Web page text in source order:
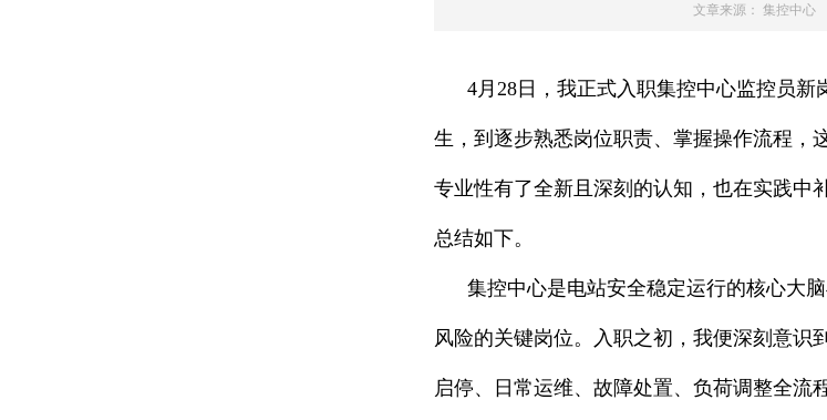
文章来源： 集控中心
4月28日，我正式入职集控中心监控员新
生，到逐步熟悉岗位职责、掌握操作流程，
专业性有了全新且深刻的认知，也在实践中
总结如下。
集控中心是电站安全稳定运行的核心大脑
风险的关键岗位。入职之初，我便深刻意识
启停、日常运维、故障处置、负荷调整全